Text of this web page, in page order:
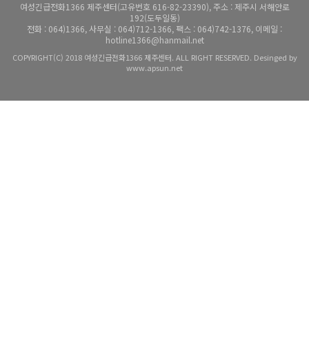
여성긴급전화1366 제주센터(고유번호 616-82-23390), 주소 : 제주시 서해안로
192(도두일동)
전화 : 064)1366, 사무실 : 064)712-1366, 팩스 : 064)742-1376, 이메일 :
hotline1366@hanmail.net
COPYRIGHT(C) 2018 여성긴급전화1366 제주센터. ALL RIGHT RESERVED. Desinged by
www.apsun.net